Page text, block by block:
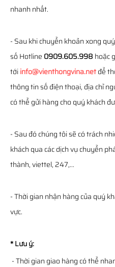
nhanh nhất.
- Sau khi chuyển khoản xong
số Hotline 0909.605.998 hoặc
tớiinfo@vienthongvina.netđể
thông tin số điện thoại, địa chỉ
có thể gửi hàng cho quý khách
- Sau đó chúng tôi sẽ có trách
khách qua các dịch vụ chuyển
thành, viettel, 247,...
- Thời gian nhận hàng của quý
vực.
* Lưu ý:
- Thời gian giao hàng có thể